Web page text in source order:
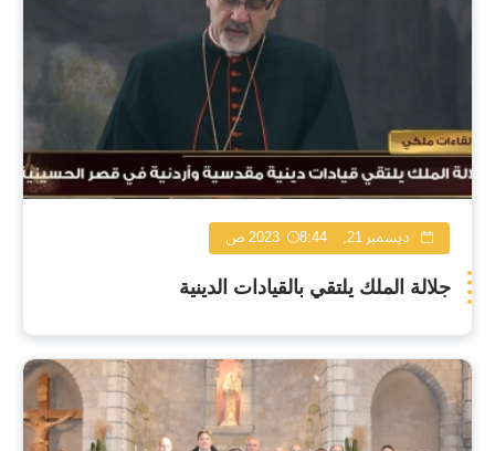
ديسمبر 21, 2023 8:44 ص
جلالة الملك يلتقي بالقيادات الدينية